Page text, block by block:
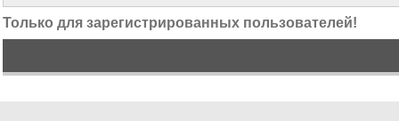
Только для зарегистрированных пользователей!